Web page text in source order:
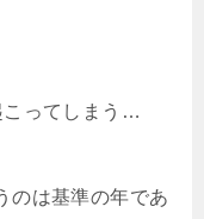
こってしまう…
のは基準の年であ